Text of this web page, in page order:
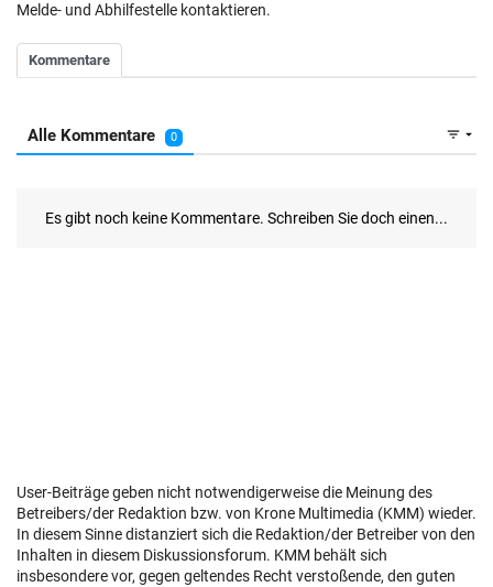
Melde- und Abhilfestelle kontaktieren.
User-Beiträge geben nicht notwendigerweise die Meinung des
Betreibers/der Redaktion bzw. von Krone Multimedia (KMM) wieder.
In diesem Sinne distanziert sich die Redaktion/der Betreiber von den
Inhalten in diesem Diskussionsforum. KMM behält sich
insbesondere vor, gegen geltendes Recht verstoßende, den guten